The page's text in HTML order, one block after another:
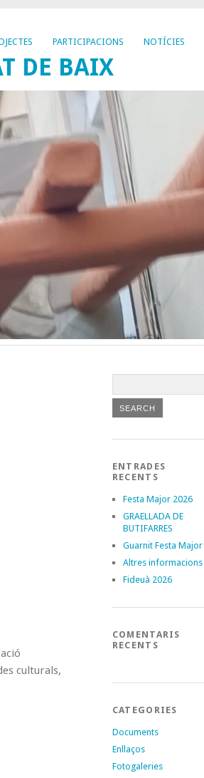
PARTICIPACIONS NOTÍCIES
DE BAIX
culturals,
ENTRADES
RECENTS
Festa Major 2026
GRAELLADA DE
BUTIFARRES
Guarnit Festa Major
Altres informacions
Fideuà 2026
COMENTARIS
RECENTS
CATEGORIES
Documents
Enllaços
Fotogaleries